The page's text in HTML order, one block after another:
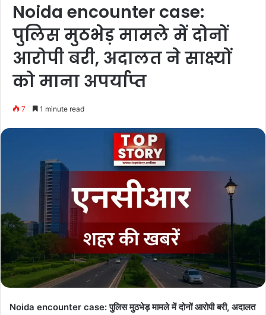
Noida encounter case:
पुलिस मुठभेड़ मामले में दोनों
आरोपी बरी, अदालत ने साक्ष्यों
को माना अपर्याप्त
7 1 minute read
Noida encounter case: पुलिस मुठभेड़ मामले में दोनों आरोपी बरी, अदालत